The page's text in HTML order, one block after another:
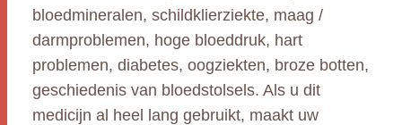
bloedmineralen, schildklierziekte, maag /
darmproblemen, hoge bloeddruk, hart
problemen, diabetes, oogziekten, broze botten,
geschiedenis van bloedstolsels. Als u dit
medicijn al heel lang gebruikt, maakt uw